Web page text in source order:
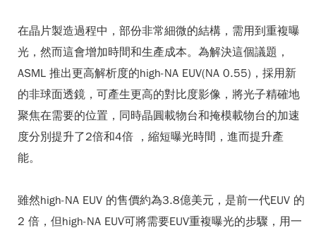
在晶片製造過程中，部份非常細微的結構，需用到重複曝
光，然而這會增加時間和生產成本。為解決這個議題，
ASML 推出更高解析度的high-NA EUV(NA 0.55)，採用新
的非球面透鏡，可產生更高的對比度影像，將光子精確地
聚焦在需要的位置，同時晶圓載物台和掩模載物台的加速
度分別提升了2倍和4倍 ，縮短曝光時間，進而提升產
能。
雖然high-NA EUV 的售價約為3.8億美元，是前一代EUV 的
2 倍，但high-NA EUV可將需要EUV重複曝光的步驟，用一